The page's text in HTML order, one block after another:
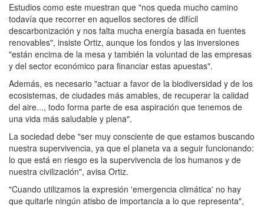
Estudios como este muestran que "nos queda mucho camino
todavía que recorrer en aquellos sectores de difícil
descarbonización y nos falta mucha energía basada en fuentes
renovables", insiste Ortiz, aunque los fondos y las inversiones
"están encima de la mesa y también la voluntad de las empresas
y del sector económico para financiar estas apuestas".
Además, es necesario "actuar a favor de la biodiversidad y de los
ecosistemas, de ciudades más amables, de recuperar la calidad
del aire..., todo forma parte de esa aspiración que tenemos de
una vida más saludable y plena".
La sociedad debe "ser muy consciente de que estamos buscando
nuestra supervivencia, ya que el planeta va a seguir funcionando:
lo que está en riesgo es la supervivencia de los humanos y de
nuestra civilización", avisa Ortiz.
"Cuando utilizamos la expresión 'emergencia climática' no hay
que quitarle ningún atisbo de importancia a lo que representa",